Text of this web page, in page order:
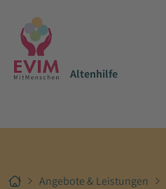
Altenhilfe
Angebote & Leistungen